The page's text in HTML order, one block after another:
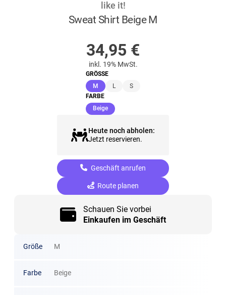
like it!
Sweat Shirt Beige M
34,95 €
inkl. 19% MwSt.
GRÖSSE
M(ausgewählt)
L
S
FARBE
Beige(ausgewählt)
Heute noch abholen:
Jetzt reservieren.
Geschäft anrufen
Route planen
Schauen Sie vorbei
Einkaufen im Geschäft
Größe M
Farbe Beige